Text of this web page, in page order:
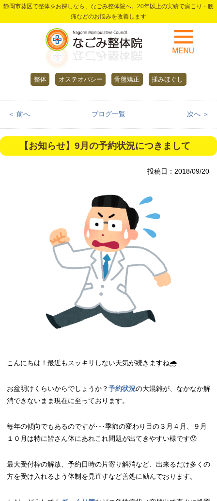
静岡市葵区で整体をお探しなら、なごみ整体院へ。20年以上の実績で肩こり・腰
痛などのお悩みを改善します
整体 オステオパシー 骨盤矯正 揉みほぐし
＜ 前へ ブログ一覧 次へ ＞
【お知らせ】9月の予約状況につきまして
投稿日：2018/09/20
こんにちは！最近もスッキリしない天気が続きますね🌧
お盆明けくらいからでしょうか？予約状況の大混雑が、なかなか解
消できないまま現在に至っております。
毎年の傾向でもあるのですが･･･季節の変わり目の３月４月、９月
１０月は特に皆さん体にあれこれ問題が出てきやすい様です😯
最大受付枠の解放、予約日時の片寄り解消など、出来るだけ多くの
方を受け入れるよう体制を見直すなど善処に励んでおります。